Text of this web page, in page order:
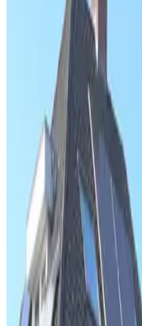
Vrijblijvende aanvraag
Bed & Breakfast
1 vakantiehuis
Ontsnap naar de
vakantiehuis in Epen. Of
bossen, de beroemde
wilt komen in onze ruime
woning combineert een
een luxe regendouche.
ruimte met een
eettafel. Keuken: Modern
inductiekookplaat, oven
Slapen: Twee sfeervolle
houten balken. Kamer 1:
Kamer 2: Twee
Fris en modern met
buitenlucht op de grote
wasmachine, droger en
ideale plek in hartje Epen!